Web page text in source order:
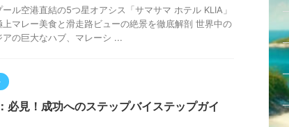
ール空港直結の5つ星オアシス「サマサマ ホテル KLIA」
マレー美食と滑走路ビューの絶景を徹底解剖 世界中の
の巨大なハブ、マレーシ ...
必見！成功へのステップバイステップガイ